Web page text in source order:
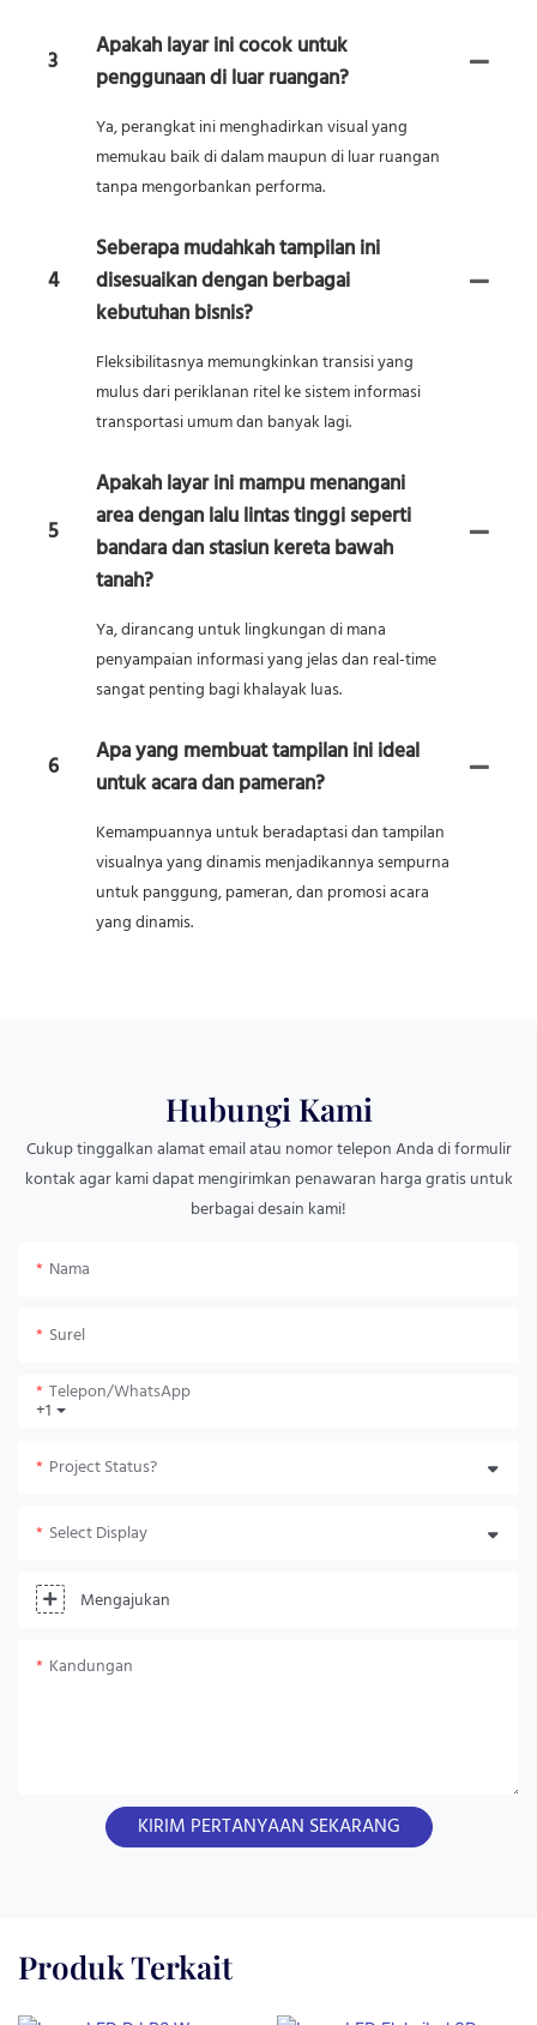
3
Apakah layar ini cocok untuk
penggunaan di luar ruangan?
Ya, perangkat ini menghadirkan visual yang
memukau baik di dalam maupun di luar ruangan
tanpa mengorbankan performa.
4
Seberapa mudahkah tampilan ini
disesuaikan dengan berbagai
kebutuhan bisnis?
Fleksibilitasnya memungkinkan transisi yang
mulus dari periklanan ritel ke sistem informasi
transportasi umum dan banyak lagi.
5
Apakah layar ini mampu menangani
area dengan lalu lintas tinggi seperti
bandara dan stasiun kereta bawah
tanah?
Ya, dirancang untuk lingkungan di mana
penyampaian informasi yang jelas dan real-time
sangat penting bagi khalayak luas.
6
Apa yang membuat tampilan ini ideal
untuk acara dan pameran?
Kemampuannya untuk beradaptasi dan tampilan
visualnya yang dinamis menjadikannya sempurna
untuk panggung, pameran, dan promosi acara
yang dinamis.
Hubungi Kami
Cukup tinggalkan alamat email atau nomor telepon Anda di formulir
kontak agar kami dapat mengirimkan penawaran harga gratis untuk
berbagai desain kami!
Nama
Surel
+1
Telepon/WhatsApp
Project Status?
Select Display
Mengajukan
Kandungan
KIRIM PERTANYAAN SEKARANG
Produk Terkait